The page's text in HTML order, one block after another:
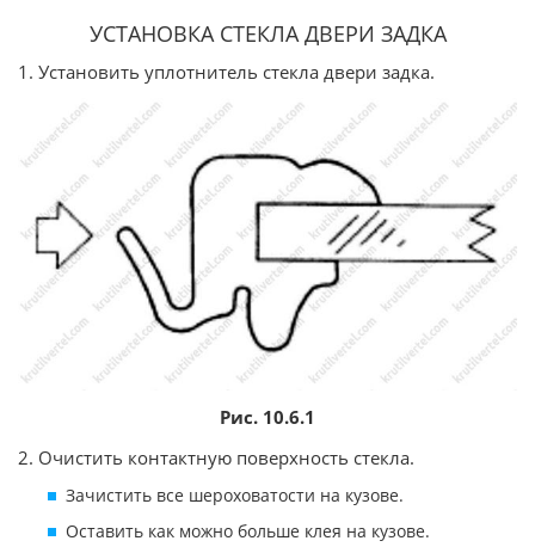
УСТАНОВКА СТЕКЛА ДВЕРИ ЗАДКА
1. Установить уплотнитель стекла двери задка.
Рис. 10.6.1
2. Очистить контактную поверхность стекла.
Зачистить все шероховатости на кузове.
Оставить как можно больше клея на кузове.